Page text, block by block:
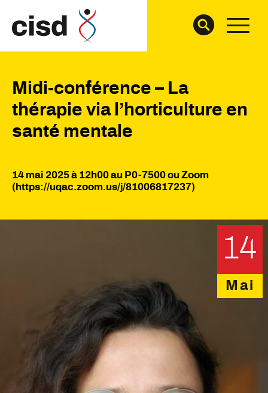
14
Mai
Midi-conférence – La
thérapie via l’horticulture en
santé mentale
14 mai 2025 à 12h00 au P0-7500 ou Zoom
(https://uqac.zoom.us/j/81006817237)